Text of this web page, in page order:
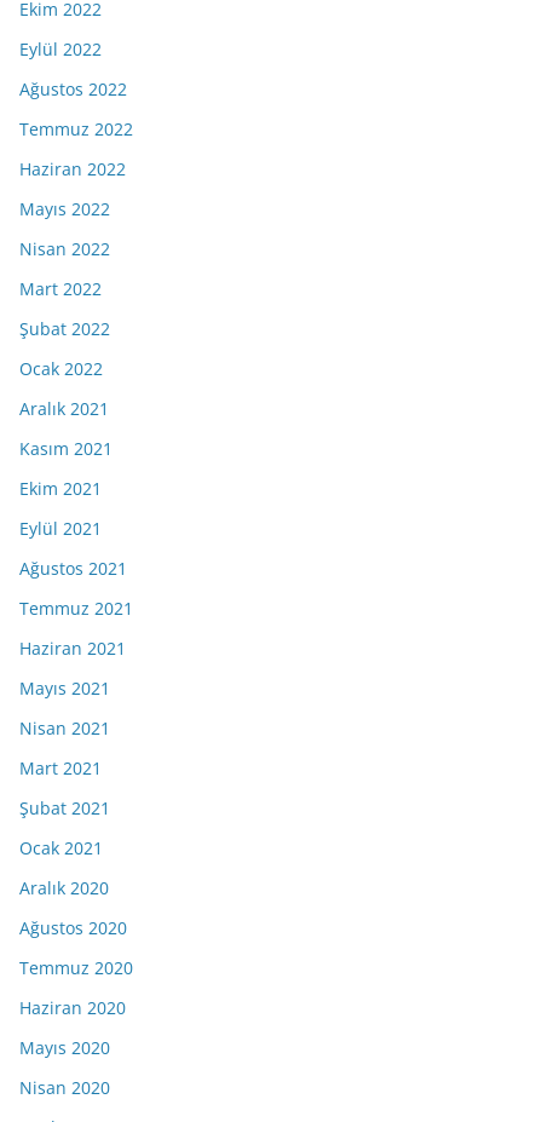
Ekim 2022
Eylül 2022
Ağustos 2022
Temmuz 2022
Haziran 2022
Mayıs 2022
Nisan 2022
Mart 2022
Şubat 2022
Ocak 2022
Aralık 2021
Kasım 2021
Ekim 2021
Eylül 2021
Ağustos 2021
Temmuz 2021
Haziran 2021
Mayıs 2021
Nisan 2021
Mart 2021
Şubat 2021
Ocak 2021
Aralık 2020
Ağustos 2020
Temmuz 2020
Haziran 2020
Mayıs 2020
Nisan 2020